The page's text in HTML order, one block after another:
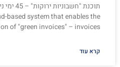
תוכנת
based system that enables the
of "green invoices" – invoices,
קרא עוד